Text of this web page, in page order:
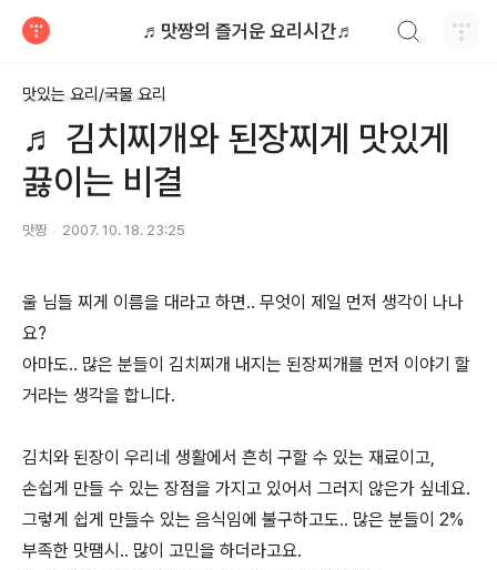
♬맛짱의 즐거운 요리시간♬
맛있는 요리/국물 요리
♬ 김치찌개와 된장찌게 맛있게
끓이는 비결
맛짱 2007. 10. 18. 23:25
울 님들 찌게 이름을 대라고 하면.. 무엇이 제일 먼저 생각이 나나
요?
아마도.. 많은 분들이 김치찌개 내지는 된장찌개를 먼저 이야기 할
거라는 생각을 합니다.
김치와 된장이 우리네 생활에서 흔히 구할 수 있는 재료이고,
손쉽게 만들 수 있는 장점을 가지고 있어서 그러지 않은가 싶네요.
그렇게 쉽게 만들수 있는 음식임에 불구하고도.. 많은 분들이 2%
부족한 맛땜시.. 많이 고민을 하더라고요.